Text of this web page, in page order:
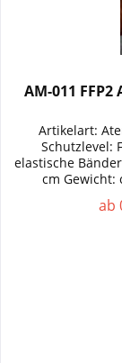
AM-011 FFP2
Artikelart:
Schutzlevel:
elastische
cm Gewicht:
ab